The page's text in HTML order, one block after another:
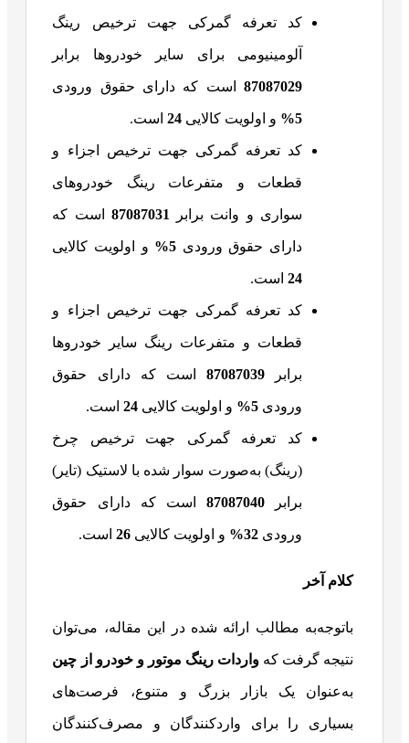
کد تعرفه گمرکی جهت ترخیص رینگ
آلومینیومی برای سایر خودروها برابر
87087029 است که دارای حقوق ورودی
5% و اولویت کالایی 24 است.
کد تعرفه گمرکی جهت ترخیص اجزاء و
قطعات و متفرعات رینگ‌ خودروهای
سواری و وانت برابر 87087031 است که
دارای حقوق ورودی 5% و اولویت کالایی
24 است.
کد تعرفه گمرکی جهت ترخیص اجزاء و
قطعات و متفرعات رینگ سایر خودروها
برابر87087039 است که دارای حقوق
ورودی 5% و اولویت کالایی 24 است.
کد تعرفه گمرکی جهت ترخیص چرخ
(رینگ) به‌صورت سوار شده با لاستیک (تایر)
برابر87087040 است که دارای حقوق
ورودی 32% و اولویت کالایی 26 است.
کلام آخر
باتوجه‌به مطالب ارائه شده در این مقاله، می‌توان
نتیجه گرفت کهواردات رینگ موتور و خودرو از چین
به‌عنوان یک بازار بزرگ و متنوع، فرصت‌های
بسیاری را برای واردکنندگان و مصرف‌کنندگان